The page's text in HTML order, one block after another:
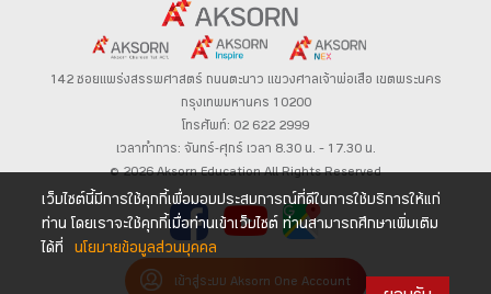
142 ซอยแพร่งสรรพศาสตร์ ถนนตะนาว แขวงศาลเจ้าพ่อเสือ เขตพระนคร
กรุงเทพมหานคร 10200
โทรศัพท์: 02 622 2999
เวลาทำการ: จันทร์-ศุกร์ เวลา 8.30 น. – 17.30 น.
© 2026 Aksorn Education All Rights Reserved
เข้าสู่ระบบ Aksorn One Account
เว็บไซต์นี้มีการใช้คุกกี้เพื่อมอบประสบการณ์ที่ดีในการใช้บริการให้แก่
ท่าน โดยเราจะใช้คุกกี้เมื่อท่านเข้าเว็บไซต์ ท่านสามารถศึกษาเพิ่มเติม
ได้ที่
นโยบายข้อมูลส่วนบุคคล